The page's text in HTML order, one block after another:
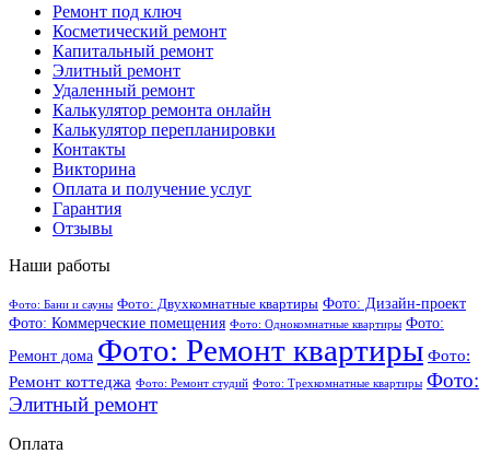
Ремонт под ключ
Косметический ремонт
Капитальный ремонт
Элитный ремонт
Удаленный ремонт
Калькулятор ремонта онлайн
Калькулятор перепланировки
Контакты
Викторина
Оплата и получение услуг
Гарантия
Отзывы
Наши работы
Фото: Бани и сауны Фото: Двухкомнатные квартиры Фото: Дизайн-проект
Фото: Коммерческие помещения Фото: Однокомнатные квартиры Фото:
Ремонт дома Фото: Ремонт квартиры Фото:
Ремонт коттеджа Фото: Ремонт студий Фото: Трехкомнатные квартиры Фото:
Элитный ремонт
Оплата